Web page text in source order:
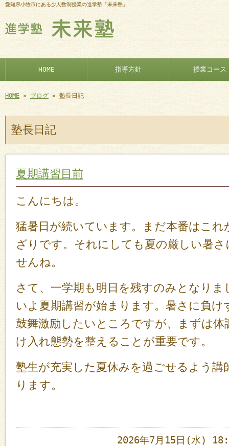
愛知県小牧市にある少人数制授業の進学塾「未来塾」
HOME 指導方針 授業コース
HOME » ブログ » 塾長日記
塾長日記
夏期講習目前
こんにちは。
猛暑日が続いています。まだ本番はこ
ざりです。それにしても夏の厳しい暑
せんね。
さて、一学期も明日を残すのみとなり
いよ夏期講習が始まります。暑さに負
鼓舞激励したいところですが、まずは体
け入れ態勢を整えることが重要です。
塾生が充実した夏休みを過ごせるよう講
ります。
2026年7月15日(水)